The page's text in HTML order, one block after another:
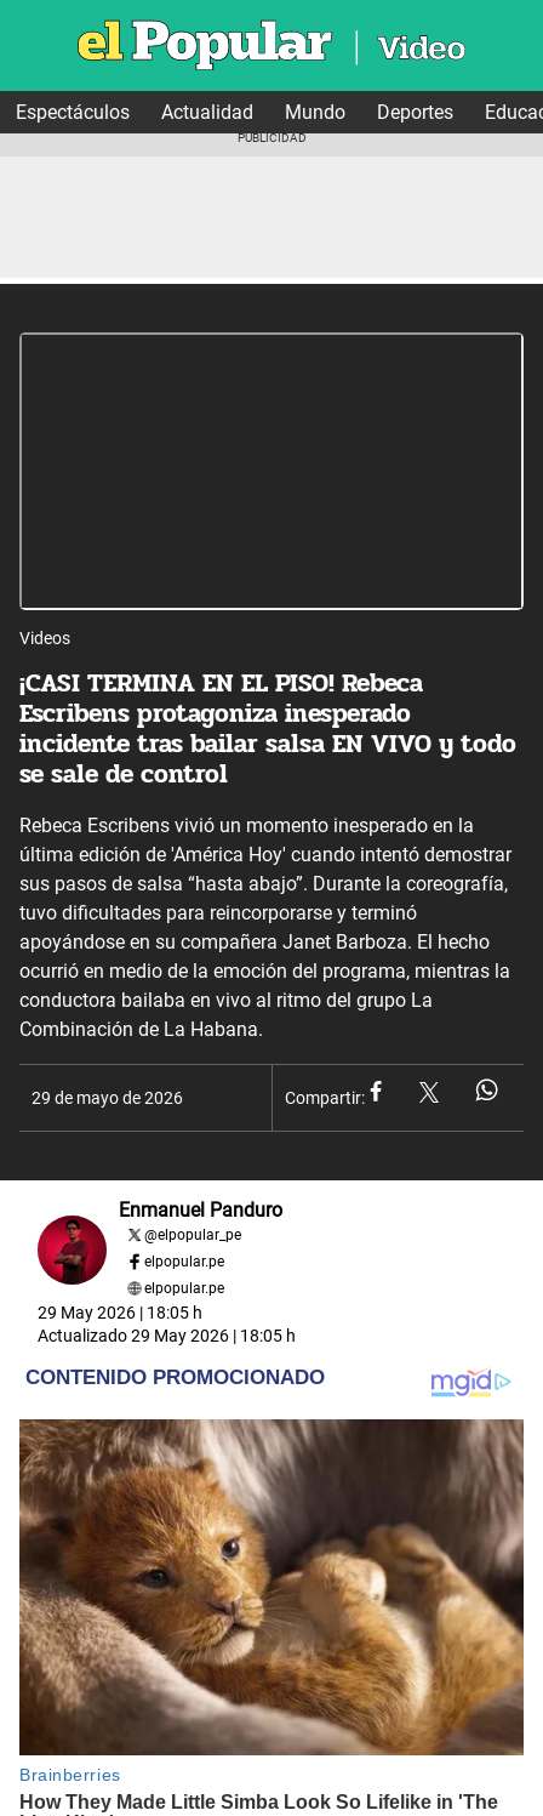
Espectáculos Actualidad Mundo Deportes
Videos
¡CASI TERMINA EN EL PISO! Rebeca
Escribens protagoniza inesperado
incidente tras bailar salsa EN VIVO y todo
se sale de control
Rebeca Escribens vivió un momento inesperado en la
última edición de 'América Hoy' cuando intentó demostrar
sus pasos de salsa “hasta abajo”. Durante la coreografía,
tuvo dificultades para reincorporarse y terminó
apoyándose en su compañera Janet Barboza. El hecho
ocurrió en medio de la emoción del programa, mientras la
conductora bailaba en vivo al ritmo del grupo La
Combinación de La Habana.
29 de mayo de 2026 Compartir:
Enmanuel Panduro
@elpopular_pe
elpopular.pe
elpopular.pe
29 May 2026 | 18:05 h
Actualizado29 May 2026 | 18:05 h